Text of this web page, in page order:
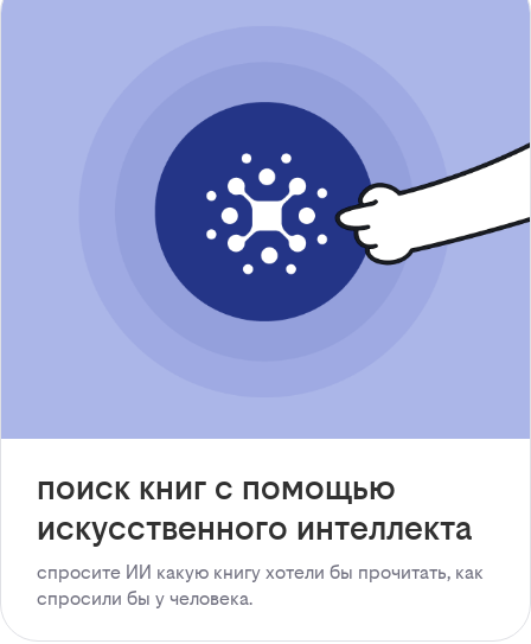
поиск книг с помощью
искусственного интеллекта
спросите ИИ какую книгу хотели бы прочитать, как
спросили бы у человека.